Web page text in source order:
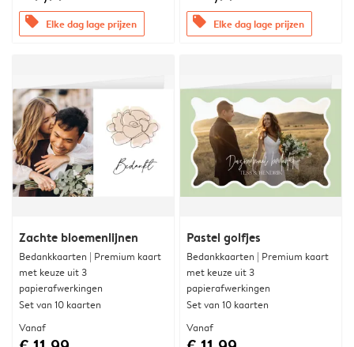
offers Elke dag lage prijzen offers Elke dag lage prijzen
Zachte bloemenlijnen
Bedankkaarten | Premium kaart
met keuze uit 3
papierafwerkingen
Set van 10 kaarten
Vanaf
Pastel golfjes
Bedankkaarten | Premium kaart
met keuze uit 3
papierafwerkingen
Set van 10 kaarten
Vanaf